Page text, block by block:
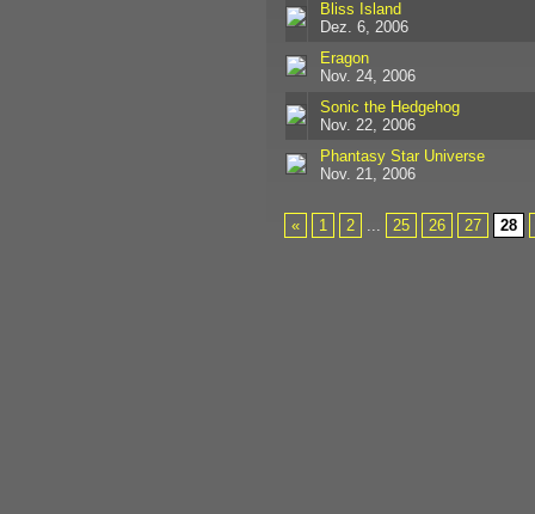
Bliss Island
Dez. 6, 2006
Eragon
Nov. 24, 2006
Sonic the Hedgehog
Nov. 22, 2006
Phantasy Star Universe
Nov. 21, 2006
« 1 2 25 26 27 28